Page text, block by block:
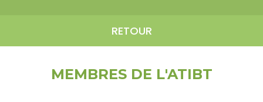
RETOUR
MEMBRES DE L'ATIBT